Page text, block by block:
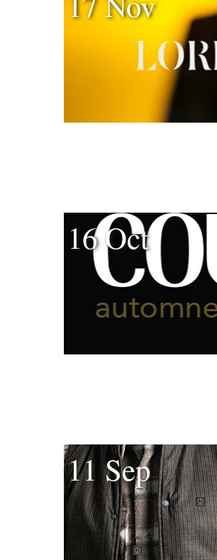
16 Oct
11 Sep